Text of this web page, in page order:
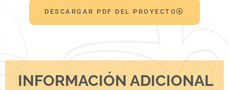
DESCARGAR PDF DEL PROYECTO
INFORMACIÓN ADICIONAL